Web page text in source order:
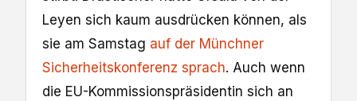
Leyen sich kaum ausdrücken können, als
sie am Samstag auf der Münchner
Sicherheitskonferenz sprach. Auch wenn
die EU-Kommissionspräsidentin sich an